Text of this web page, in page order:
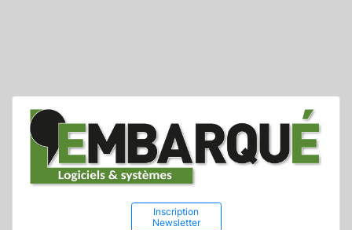
Inscription
Newsletter